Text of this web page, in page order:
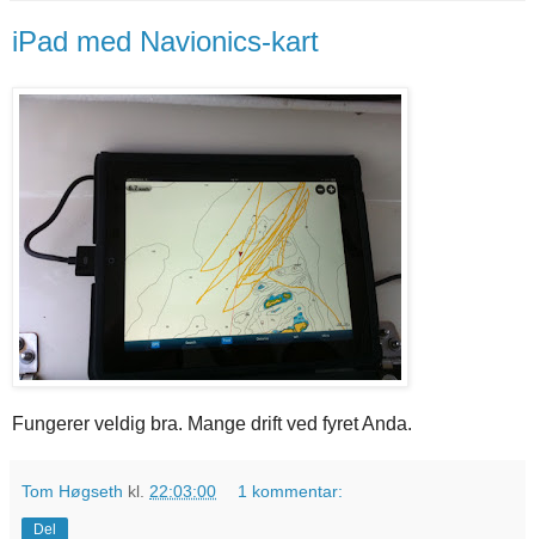
iPad med Navionics-kart
Fungerer veldig bra. Mange drift ved fyret Anda.
Tom Høgseth kl. 22:03:00 1 kommentar:
Del